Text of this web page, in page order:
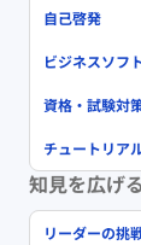
自己啓発
ビジネスソフ
資格・試験対
チュートリア
知見を広げる
リーダーの挑